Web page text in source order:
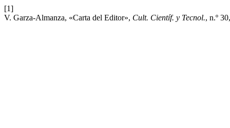
[1]
V. Garza-Almanza, «Carta del Editor», Cult. Científ. y Tecnol., n.º